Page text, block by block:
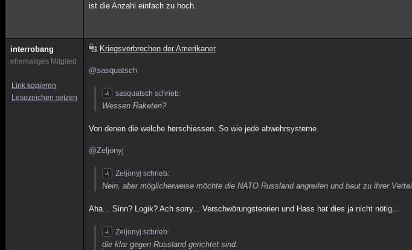
ist die Anzahl einfach zu hoch.
interrobang
ehemaliges Mitglied
Link kopieren
Lesezeichen setzen
Kriegsverbrechen der Amerikaner
@sasquatsch
sasquatsch schrieb:
Wessen Raketen?
Von denen die welche herschiessen. So wie jede abwehrsysteme.
@Zeljonyj
Zeljonyj schrieb:
Nein, aber möglicherweise möchte die NATO Russland angreifen und baut zu ihrer
Aha... Sinn? Logik? Ach sorry... Verschwörungsteorien und Hass hat dies ja nicht nötig...
Zeljonyj schrieb:
die klar gegen Russland gerichtet sind.